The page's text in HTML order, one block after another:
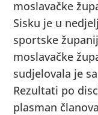
moslavačke
Sisku je u
sportske
moslavačke
sudjelovala je
Rezultati po
plasman